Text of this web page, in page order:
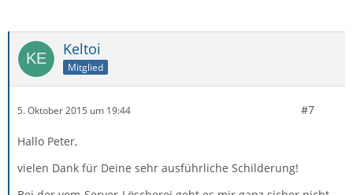
Keltoi
Mitglied
5. Oktober 2015 um 19:44 #7
Hallo Peter,
vielen Dank für Deine sehr ausführliche Schilderung!